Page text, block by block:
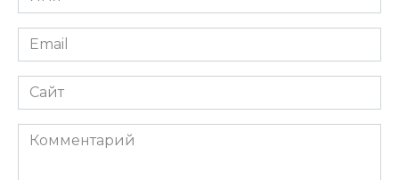
*
Email
*
Сайт
Комментарий